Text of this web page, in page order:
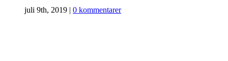
juli 9th, 2019 | 0 kommentarer